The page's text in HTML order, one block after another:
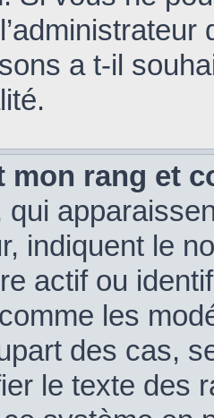
a t-il
mon rang et
qui
indiquent le
actif ou
les
des cas,
le texte des